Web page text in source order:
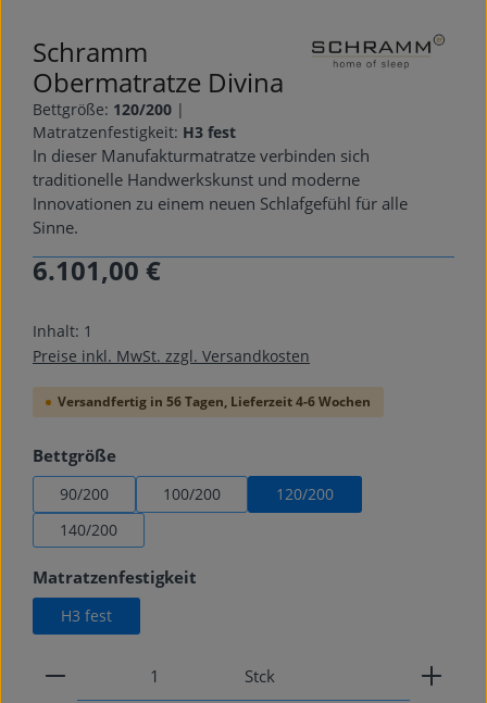
Schramm
Obermatratze Divina
Bettgröße: 120/200 |
Matratzenfestigkeit: H3 fest
In dieser Manufakturmatratze verbinden sich
traditionelle Handwerkskunst und moderne
Innovationen zu einem neuen Schlafgefühl für alle
Sinne.
Regulärer Preis:
6.101,00 €
Inhalt: 1
Preise inkl. MwSt. zzgl. Versandkosten
Versandfertig in 56 Tagen, Lieferzeit 4-6 Wochen
Bettgröße
90/200 100/200
120/200
140/200
Matratzenfestigkeit
H3 fest
Produkt Anzahl: Gib den gewünschten Wert ein
Stck